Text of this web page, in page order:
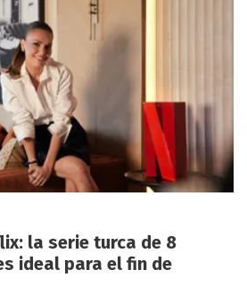
la serie turca de 8
ideal para el fin de